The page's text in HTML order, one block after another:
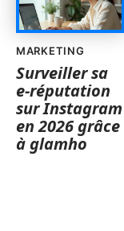
MARKETING
Surveiller sa
e-réputation
sur Instagram
en 2026 grâce
à glamho